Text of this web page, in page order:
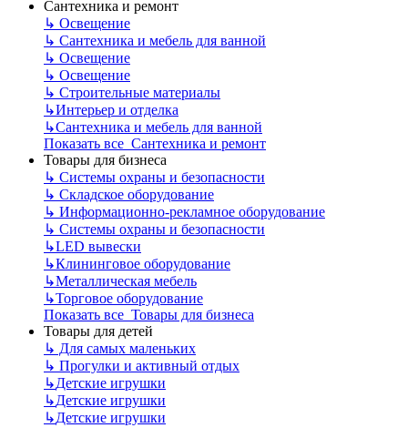
Сантехника и ремонт
↳ Освещение
↳ Сантехника и мебель для ванной
↳ Освещение
↳ Освещение
↳ Строительные материалы
↳Интерьер и отделка
↳Сантехника и мебель для ванной
Показать все Сантехника и ремонт
Товары для бизнеса
↳ Системы охраны и безопасности
↳ Складское оборудование
↳ Информационно-рекламное оборудование
↳ Системы охраны и безопасности
↳LED вывески
↳Клининговое оборудование
↳Металлическая мебель
↳Торговое оборудование
Показать все Товары для бизнеса
Товары для детей
↳ Для самых маленьких
↳ Прогулки и активный отдых
↳Детские игрушки
↳Детские игрушки
↳Детские игрушки